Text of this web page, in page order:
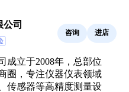
司
咨询 进店
成立于2008年，总部位
圈，专注仪器仪表领域
传感器等高精度测量设